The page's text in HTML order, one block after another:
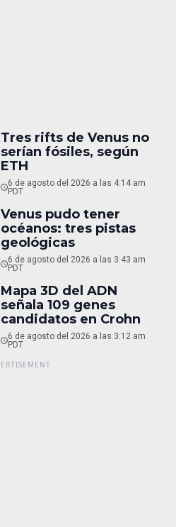
Tres rifts de Venus no
serían fósiles, según
ETH
6 de agosto del 2026 a las 4:14 am
PDT
Venus pudo tener
océanos: tres pistas
geológicas
6 de agosto del 2026 a las 3:43 am
PDT
Mapa 3D del ADN
señala 109 genes
candidatos en Crohn
6 de agosto del 2026 a las 3:12 am
PDT